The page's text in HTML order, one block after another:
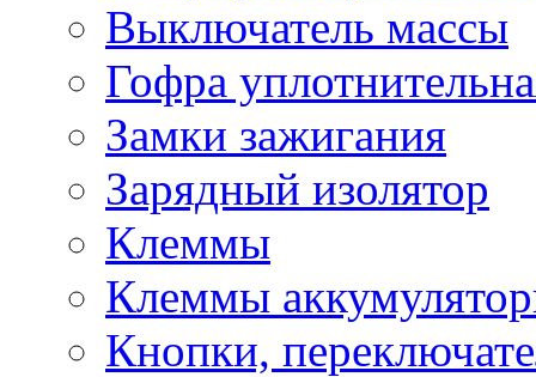
Выключатель массы
Гофра
Замки зажигания
Зарядный изолятор
Клеммы
Клеммы
Кнопки,